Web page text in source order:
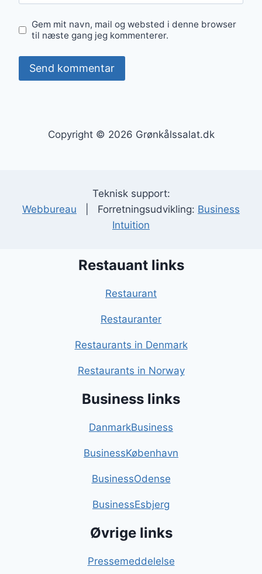
Gem mit navn, mail og websted i denne browser
til næste gang jeg kommenterer.
Copyright © 2026 Grønkålssalat.dk
Teknisk support:
Webbureau | Forretningsudvikling: Business
Intuition
Restauant links
Restaurant
Restauranter
Restaurants in Denmark
Restaurants in Norway
Business links
DanmarkBusiness
BusinessKøbenhavn
BusinessOdense
BusinessEsbjerg
Øvrige links
Pressemeddelelse